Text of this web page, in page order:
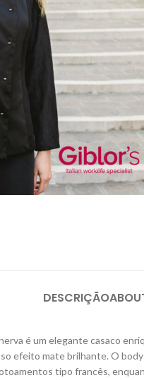
DESCRIÇÃO
é um elegante casaco
efeito mate brilhante. O
tipo francês,